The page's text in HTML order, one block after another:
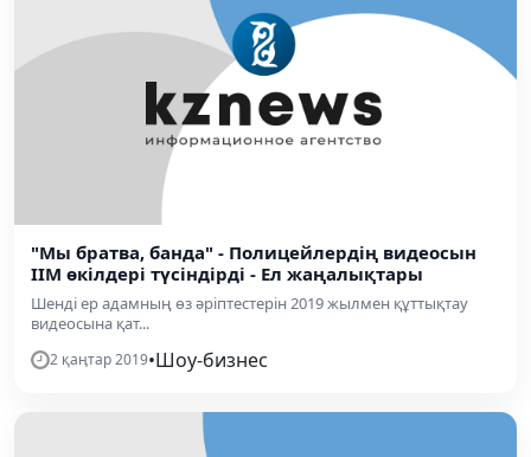
"Мы братва, банда" - Полицейлердің видеосын
ІІМ өкілдері түсіндірді - Ел жаңалықтары
Шенді ер адамның өз әріптестерін 2019 жылмен құттықтау
видеосына қат...
2 қаңтар 2019•Шоу-бизнес